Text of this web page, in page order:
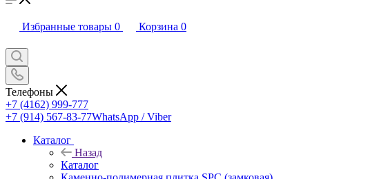
Избранные товары 0 Корзина 0
Телефоны
+7 (4162) 999-777
+7 (914) 567-83-77WhatsApp / Viber
Каталог
Назад
Каталог